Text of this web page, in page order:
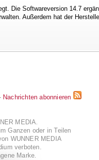
Die Softwareversion 14.7
Außerdem hat der
Nachrichten abonnieren
MEDIA.
Ganzen oder in Teilen
WUNNER MEDIA
verboten.
Marke.